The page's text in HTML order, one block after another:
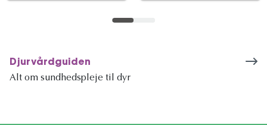
Djurvårdguiden
Alt om sundhedspleje til dyr